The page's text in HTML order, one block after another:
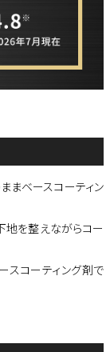
まベースコーティン
地を整えながらコー
スコーティング剤で